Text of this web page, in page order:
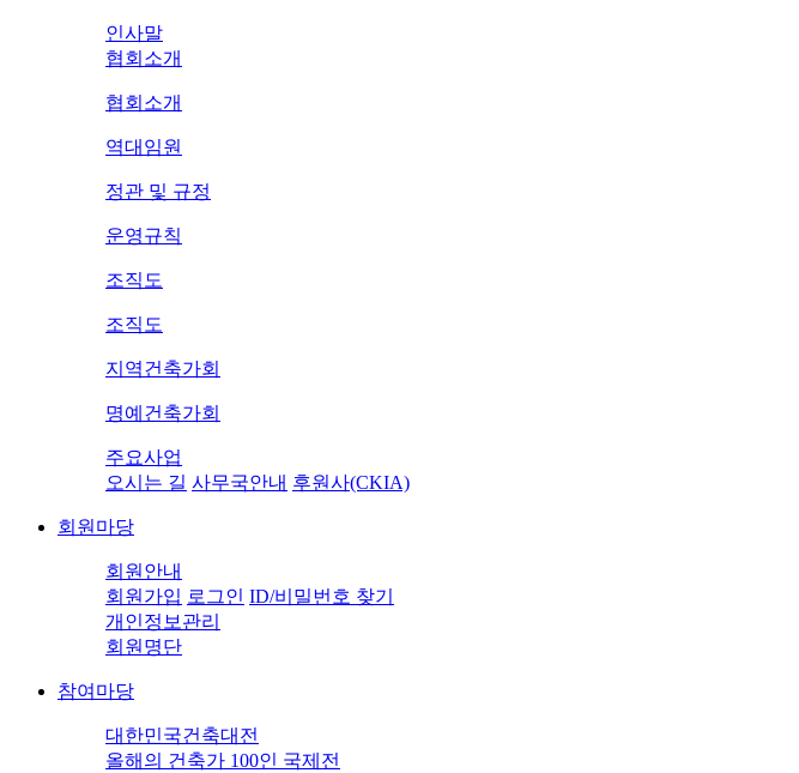
인사말
협회소개
협회소개
역대임원
정관 및 규정
운영규칙
조직도
조직도
지역건축가회
명예건축가회
주요사업
오시는 길 사무국안내 후원사(CKIA)
회원마당
회원안내
회원가입 로그인 ID/비밀번호 찾기
개인정보관리
회원명단
참여마당
대한민국건축대전
올해의 건축가 100인 국제전